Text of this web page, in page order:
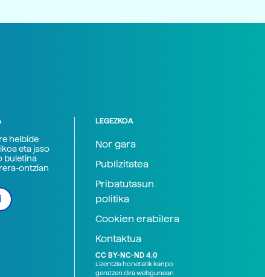
helbide
eta jaso
buletina
ontzian
LEGEZKOA
Nor gara
Publizitatea
Pribatutasun
politika
Cookien erabilera
Kontaktua
CC BY-NC-ND 4.0
Lizentzia honetatik kanpo
geratzen dira webgunean